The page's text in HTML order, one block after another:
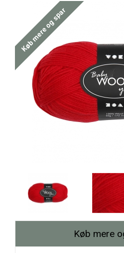
Køb mere og spar
Køb mere